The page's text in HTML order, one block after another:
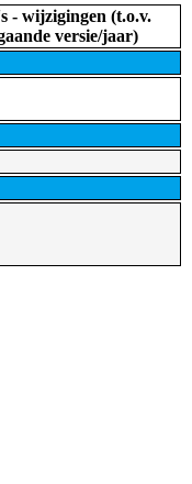
- wijzigingen (t.o.v.
versie/jaar)